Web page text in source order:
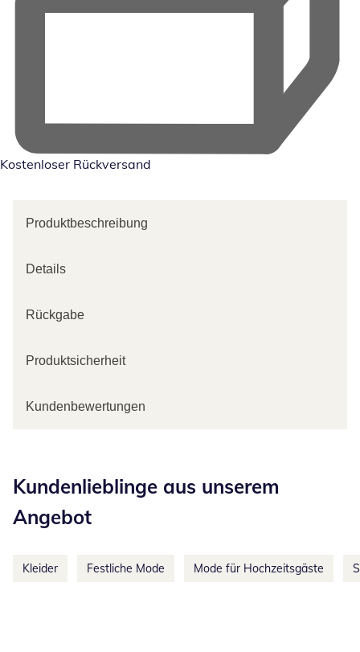
Kostenloser Rückversand
Produktbeschreibung
Details
Rückgabe
Produktsicherheit
Kundenbewertungen
Kundenlieblinge aus unserem
Angebot
Kleider Festliche Mode Mode für Hochzeitsgäste